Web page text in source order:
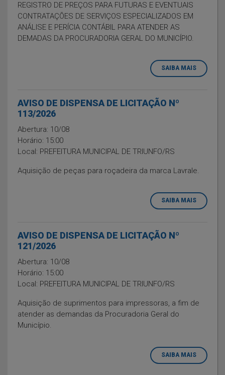
REGISTRO DE PREÇOS PARA FUTURAS E EVENTUAIS
CONTRATAÇÕES DE SERVIÇOS ESPECIALIZADOS EM
ANÁLISE E PERÍCIA CONTÁBIL PARA ATENDER AS
DEMADAS DA PROCURADORIA GERAL DO MUNICÍPIO.
SAIBA MAIS
AVISO DE DISPENSA DE LICITAÇÃO Nº
113/2026
Abertura: 10/08
Horário: 15:00
Local: PREFEITURA MUNICIPAL DE TRIUNFO/RS
Aquisição de peças para roçadeira da marca Lavrale.
SAIBA MAIS
AVISO DE DISPENSA DE LICITAÇÃO Nº
121/2026
Abertura: 10/08
Horário: 15:00
Local: PREFEITURA MUNICIPAL DE TRIUNFO/RS
Aquisição de suprimentos para impressoras, a fim de
atender as demandas da Procuradoria Geral do
Município.
SAIBA MAIS